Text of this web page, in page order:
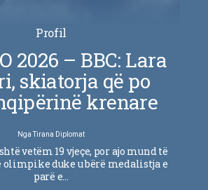
Profil
2026 – BBC: Lara
skiatorja që po
krenare
Nga Tirana Diplomat
vetëm 19 vjeçe, por ajo mund të
duke u bërë medalistja e
parë e…